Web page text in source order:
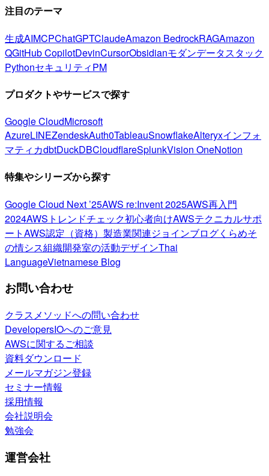
注目のテーマ
生成AIMCPChatGPTClaudeAmazon BedrockRAGAmazon
QGitHub CopilotDevinCursorObsidianモダンデータスタック
PythonセキュリティPM
プロダクトやサービスで探す
Google CloudMicrosoft
AzureLINEZendeskAuth0TableauSnowflakeAlteryxインフォ
マティカdbtDuckDBCloudflareSplunkVision OneNotion
特集やシリーズから探す
Google Cloud Next ’25AWS re:Invent 2025AWS再入門
2024AWSトレンドチェック初心者向けAWSテクニカルサポ
ートAWS認定（資格） 製造業関連ジョインブログくらめそ
の情シス組織開発室の活動デザインThai
LanguageVietnamese Blog
お問い合わせ
クラスメソッドへの問い合わせ
DevelopersIOへのご意見
AWSに関するご相談
資料ダウンロード
メールマガジン登録
セミナー情報
採用情報
会社説明会
勉強会
運営会社